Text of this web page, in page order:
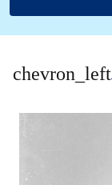
chevron_left